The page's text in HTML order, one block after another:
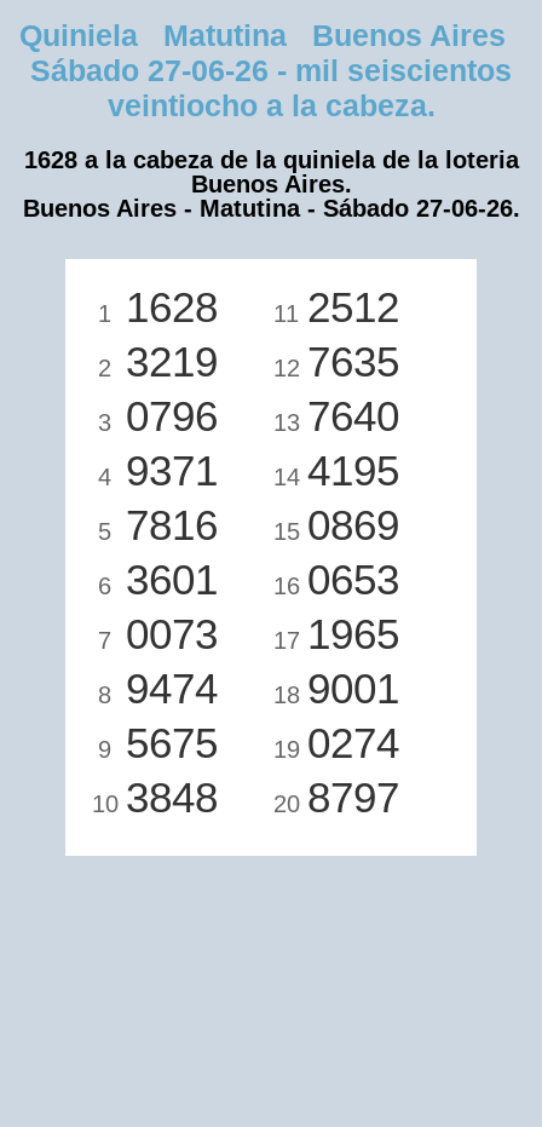
Quiniela Matutina Buenos Aires
Sábado 27-06-26 - mil seiscientos
veintiocho a la cabeza.
1628 a la cabeza de la quiniela de la loteria
Buenos Aires.
Buenos Aires - Matutina - Sábado 27-06-26.
1 1628
2 3219
3 0796
4 9371
5 7816
6 3601
7 0073
8 9474
9 5675
10 3848
11 2512
12 7635
13 7640
14 4195
15 0869
16 0653
17 1965
18 9001
19 0274
20 8797